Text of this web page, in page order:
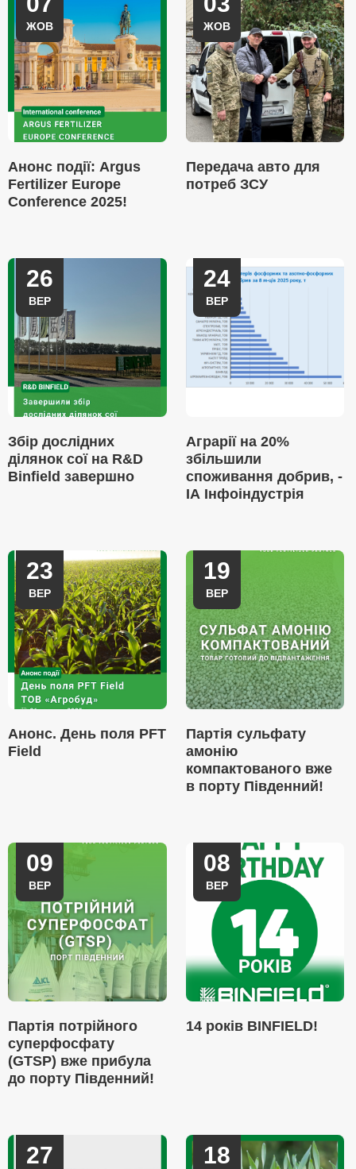
ЖОВ
Анонс події: Argus
Fertilizer Europe
Conference 2025!
ЖОВ
Передача авто для
потреб ЗСУ
26
ВЕР
Збір дослідних
ділянок сої на R&D
Binfield завершно
24
ВЕР
Аграрії на 20%
збільшили
споживання добрив, -
ІА Інфоіндустрія
23
ВЕР
Анонс. День поля PFT
Field
19
ВЕР
Партія сульфату
амонію
компактованого вже
в порту Південний!
09
ВЕР
Партія потрійного
суперфосфату
(GTSP) вже прибула
до порту Південний!
08
ВЕР
14 років BINFIELD!
27 18